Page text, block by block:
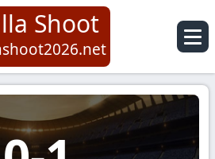
Shoot